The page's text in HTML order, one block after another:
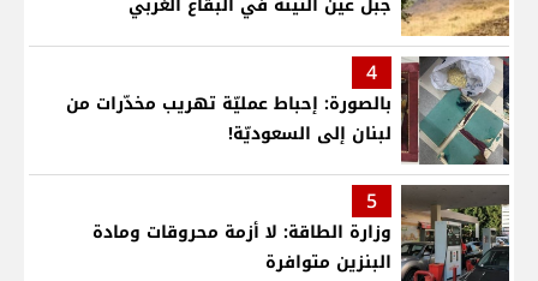
4
بالصورة: إحباط عمليّة تهريب مخدّرات من
لبنان إلى السعوديّة!
5
وزارة الطاقة: لا أزمة محروقات ومادة
البنزين متوافرة